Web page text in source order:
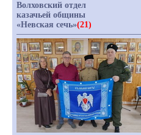
Волховский отдел
казачьей общины
«Невская сечь»(21)